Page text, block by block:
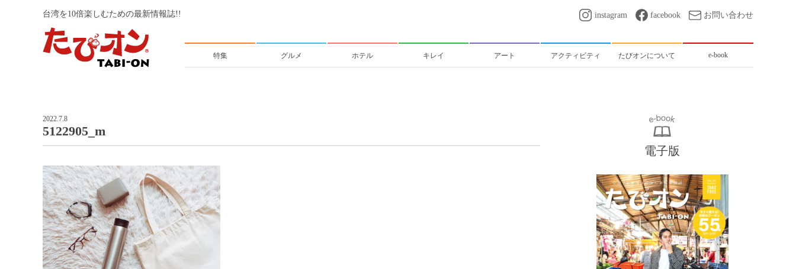
台湾を10倍楽しむための最新情報誌!! instagram facebook お問い合わせ
特集 グルメ ホテル キレイ アート アクティビティ たびオンについて e-book
2022.7.8
5122905_m
電子版